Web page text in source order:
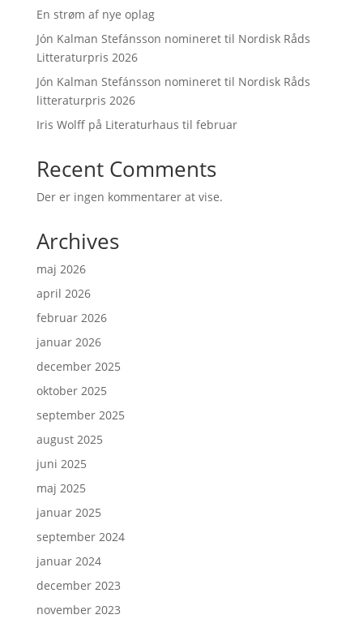
En strøm af nye oplag
Jón Kalman Stefánsson nomineret til Nordisk Råds
Litteraturpris 2026
Jón Kalman Stefánsson nomineret til Nordisk Råds
litteraturpris 2026
Iris Wolff på Literaturhaus til februar
Recent Comments
Der er ingen kommentarer at vise.
Archives
maj 2026
april 2026
februar 2026
januar 2026
december 2025
oktober 2025
september 2025
august 2025
juni 2025
maj 2025
januar 2025
september 2024
januar 2024
december 2023
november 2023